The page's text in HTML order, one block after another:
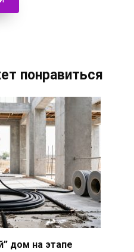
понравиться
дом на этапе